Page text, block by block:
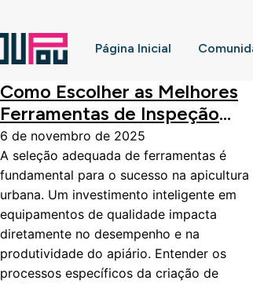
Página Inicial
Como Escolher as Melhores
Ferramentas de Inspeção
para Apicultura Urbana
6 de novembro de 2025
A seleção adequada de ferramentas é
fundamental para o sucesso na apicultura
urbana. Um investimento inteligente em
equipamentos de qualidade impacta
diretamente no desempenho e na
produtividade do apiário. Entender os
processos específicos da criação de